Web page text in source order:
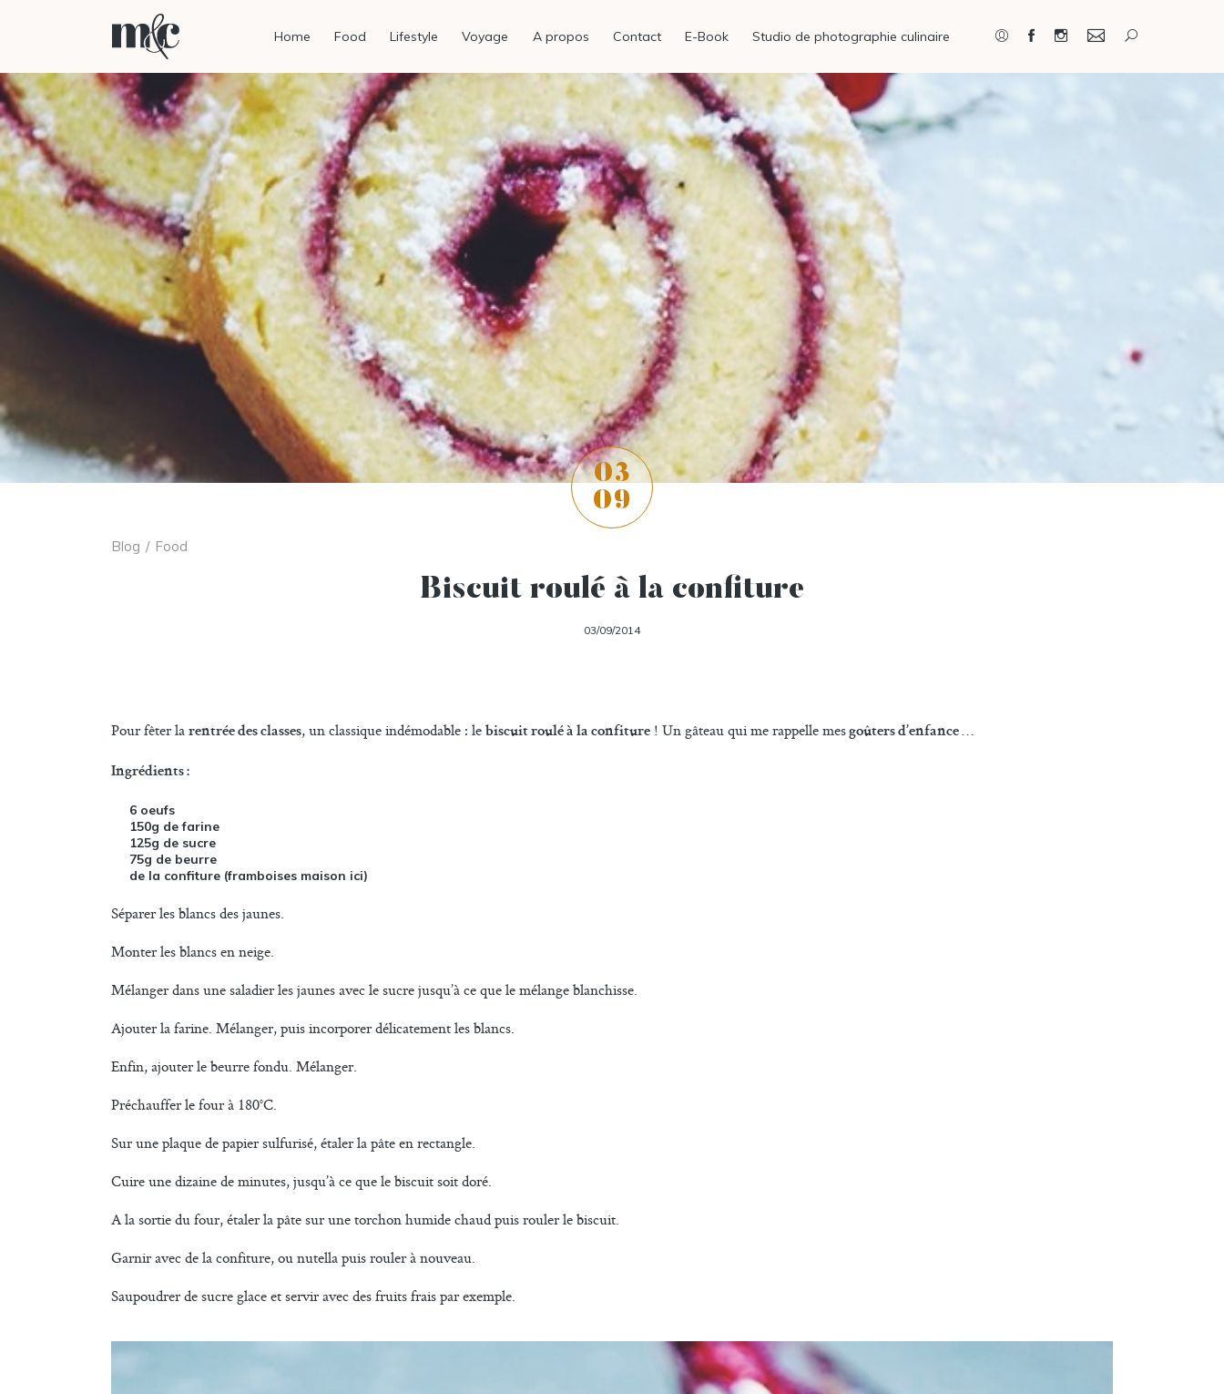
Home Food Lifestyle Voyage A propos Contact E-Book Studio de photographie culinaire
Connexion / Inscription
03
09
Blog / Food
Biscuit roulé à la confiture
03/09/2014
Pour fêter la rentrée des classes, un classique indémodable : le biscuit roulé à la confiture ! Un gâteau qui me rappelle mesgoûters d’enfance…
Ingrédients :
6 oeufs
150g de farine
125g de sucre
75g de beurre
de la confiture (framboises maison ici)
Séparer les blancs des jaunes.
Monter les blancs en neige.
Mélanger dans une saladier les jaunes avec le sucre jusqu’à ce que le mélange blanchisse.
Ajouter la farine. Mélanger, puis incorporer délicatement les blancs.
Enfin, ajouter le beurre fondu. Mélanger.
Préchauffer le four à 180°C.
Sur une plaque de papier sulfurisé, étaler la pâte en rectangle.
Cuire une dizaine de minutes, jusqu’à ce que le biscuit soit doré.
A la sortie du four, étaler la pâte sur une torchon humide chaud puis rouler le biscuit.
Garnir avec de la confiture, ou nutella puis rouler à nouveau.
Saupoudrer de sucre glace et servir avec des fruits frais par exemple.